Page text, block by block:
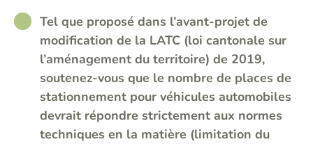
RATHER_GOOD
Tel que proposé dans l’avant-projet de
modification de la LATC (loi cantonale sur
l’aménagement du territoire) de 2019,
soutenez-vous que le nombre de places de
stationnement pour véhicules automobiles
devrait répondre strictement aux normes
techniques en la matière (limitation du